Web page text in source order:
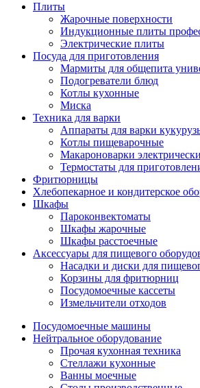
Плиты
Жарочные поверхности
Индукционные плиты
Электрические плиты
Посуда для приготовления
Мармиты для общепита
Подогреватели блюд
Котлы кухонные
Миска
Техника для варки
Аппараты для варки
Котлы пищеварочные
Макароноварки
Термостаты для
Фритюрницы
Хлебопекарное и кондитерское
Шкафы
Пароконвектоматы
Шкафы жарочные
Шкафы расстоечные
Аксессуары для пищевого
Насадки и диски для
Корзины для фритюрниц
Посудомоечные кассеты
Измельчители отходов
Посудомоечные машины
Нейтральное оборудование
Прочая кухонная техника
Стеллажи кухонные
Ванны моечные